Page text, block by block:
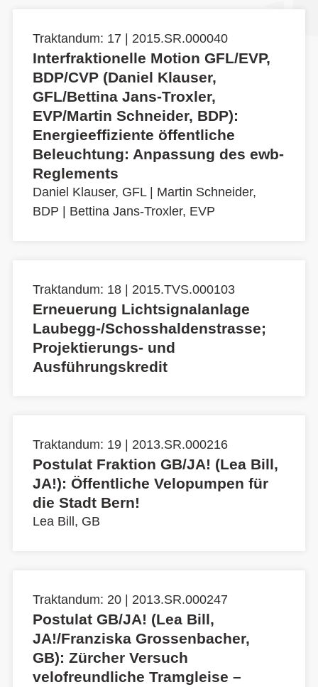
Traktandum: 17 | 2015.SR.000040
Interfraktionelle Motion GFL/EVP,
BDP/CVP (Daniel Klauser,
GFL/Bettina Jans-Troxler,
EVP/Martin Schneider, BDP):
Energieeffiziente öffentliche
Beleuchtung: Anpassung des ewb-
Reglements
Daniel Klauser, GFL| Martin Schneider,
BDP
Bettina Jans-Troxler, EVP
Traktandum: 18 | 2015.TVS.000103
Erneuerung Lichtsignalanlage
Laubegg-/Schosshaldenstrasse;
Projektierungs- und
Ausführungskredit
Traktandum: 19 | 2013.SR.000216
Postulat Fraktion GB/JA! (Lea Bill,
JA!): Öffentliche Velopumpen für
die Stadt Bern!
Lea Bill, GB
Traktandum: 20 | 2013.SR.000247
Postulat GB/JA! (Lea Bill,
JA!/Franziska Grossenbacher,
GB): Zürcher Versuch
velofreundliche Tramgleise –